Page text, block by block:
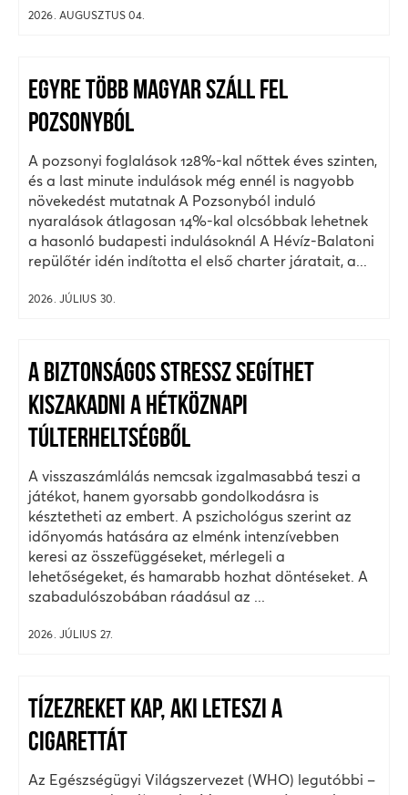
2026. AUGUSZTUS 04.
EGYRE TÖBB MAGYAR SZÁLL FEL
POZSONYBÓL
A pozsonyi foglalások 128%-kal nőttek éves szinten,
és a last minute indulások még ennél is nagyobb
növekedést mutatnak A Pozsonyból induló
nyaralások átlagosan 14%-kal olcsóbbak lehetnek
a hasonló budapesti indulásoknál A Hévíz-Balatoni
repülőtér idén indította el első charter járatait, a...
2026. JÚLIUS 30.
A BIZTONSÁGOS STRESSZ SEGÍTHET
KISZAKADNI A HÉTKÖZNAPI
TÚLTERHELTSÉGBŐL
A visszaszámlálás nemcsak izgalmasabbá teszi a
játékot, hanem gyorsabb gondolkodásra is
késztetheti az embert. A pszichológus szerint az
időnyomás hatására az elménk intenzívebben
keresi az összefüggéseket, mérlegeli a
lehetőségeket, és hamarabb hozhat döntéseket. A
szabadulószobában ráadásul az ...
2026. JÚLIUS 27.
TÍZEZREKET KAP, AKI LETESZI A
CIGARETTÁT
Az Egészségügyi Világszervezet (WHO) legutóbbi –